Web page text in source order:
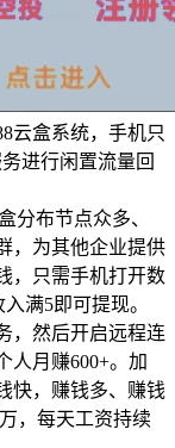
云盒系统，手机只
进行闲置流量回
分布节点众多、
，为其他企业提供
，只需手机打开数
满5即可提现。
，然后开启远程连
人月赚600+。加
快，赚钱多、赚钱
，每天工资持续